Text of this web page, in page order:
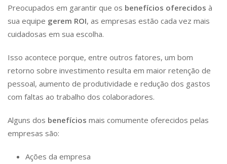
Preocupados em garantir que os benefícios oferecidos à
sua equipe gerem ROI, as empresas estão cada vez mais
cuidadosas em sua escolha.
Isso acontece porque, entre outros fatores, um bom
retorno sobre investimento resulta em maior retenção de
pessoal, aumento de produtividade e redução dos gastos
com faltas ao trabalho dos colaboradores.
Alguns dos benefícios mais comumente oferecidos pelas
empresas são:
Ações da empresa